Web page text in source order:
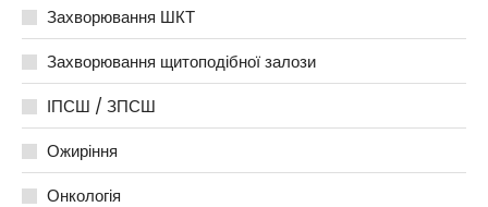
Захворювання ШКТ
Захворювання щитоподібної залози
ІПСШ / ЗПСШ
Ожиріння
Онкологія